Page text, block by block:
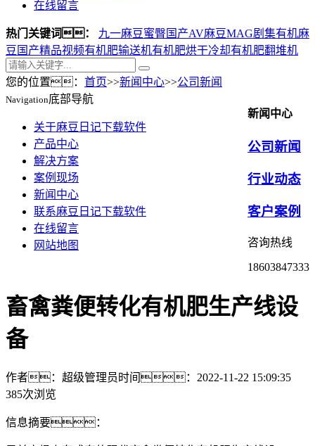
在线留言
热门关键词： 九一麻豆蜜臀国产AV麻豆MAG剧集有机麻
豆国产精品视频有机肥输送机有机肥烘干冷却有机肥翻堆机
您的位置： 首页>>新闻中心>>公司新闻
新闻中心
公司新闻
行业动态
客户案例
咨询热线
18603847333
畜禽粪便转化有机肥生产线设
备
作者：超级管理员 时间：2022-11-22 15:09:35
385次浏览
信息摘要：
Navigation底部导航
关于麻豆日记下载软件
产品中心
解决方案
案例现场
新闻中心
联系麻豆日记下载软件
在线留言
网站地图